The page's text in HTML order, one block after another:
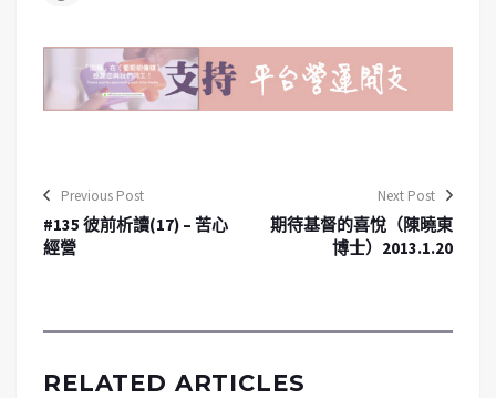
Previous Post
#135 彼前析讀(17) – 苦心
經營
Next Post
期待基督的喜悅（陳曉東
博士）2013.1.20
RELATED ARTICLES